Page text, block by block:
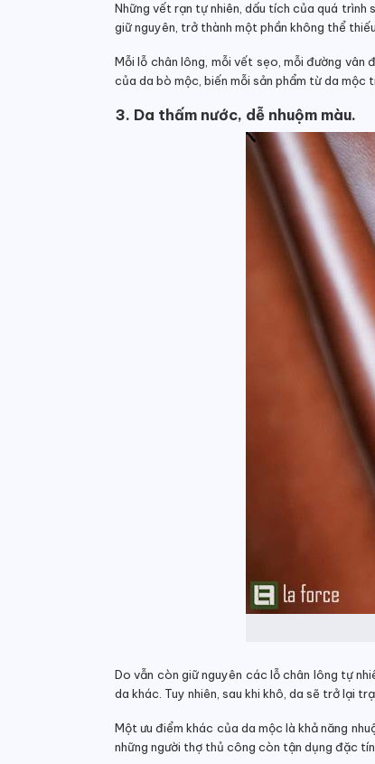
Những vết rạn tự nhiên, dấu tích của quá
giữ nguyên, trở thành một phần không thể
Mỗi lỗ chân lông, mỗi vết sẹo, mỗi đường
của da bò mộc, biến mỗi sản phẩm từ da mộc
3. Da thấm nước, dễ nhuộm màu.
Do vẫn còn giữ nguyên các lỗ chân lông tự
da khác. Tuy nhiên, sau khi khô, da sẽ trở lại
Một ưu điểm khác của da mộc là khả năng
những người thợ thủ công còn tận dụng đặc